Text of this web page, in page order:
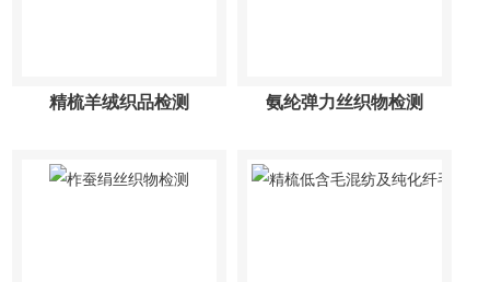
精梳羊绒织品检测 氨纶弹力丝织物检测